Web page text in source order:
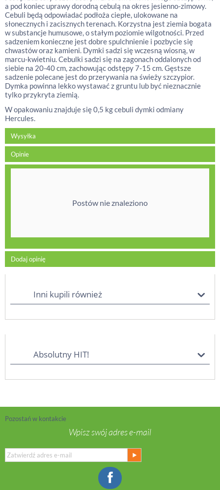
a pod koniec uprawy dorodną cebulą na okres jesienno-zimowy.
Cebuli będą odpowiadać podłoża ciepłe, ulokowane na
słonecznych i zacisznych terenach. Korzystna jest ziemia bogata
w substancje humusowe, o stałym poziomie wilgotności. Przed
sadzeniem konieczne jest dobre spulchnienie i pozbycie się
chwastów oraz kamieni. Dymki sadzi się wczesną wiosną, w
marcu-kwietniu. Cebulki sadzi się na zagonach oddalonych od
siebie na 20-40 cm, zachowując odstępy 7-15 cm. Gęstsze
sadzenie polecane jest do przerywania na świeży szczypior.
Dymka powinna lekko wystawać z gruntu lub być nieznacznie
tylko przykryta ziemią.
W opakowaniu znajduje się 0,5 kg cebuli dymki odmiany
Hercules.
Wysyłka
Opinie
Postów nie znaleziono
Dodaj opinię
Inni kupili również
Absolutny HIT!
Pozostań w kontakcie
Wpisz swój adres e-mail